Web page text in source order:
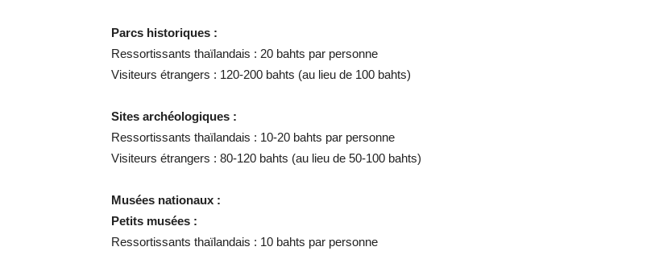
Parcs historiques :
Ressortissants thaïlandais : 20 bahts par personne
Visiteurs étrangers : 120-200 bahts (au lieu de 100 bahts)
Sites archéologiques :
Ressortissants thaïlandais : 10-20 bahts par personne
Visiteurs étrangers : 80-120 bahts (au lieu de 50-100 bahts)
Musées nationaux :
Petits musées :
Ressortissants thaïlandais : 10 bahts par personne